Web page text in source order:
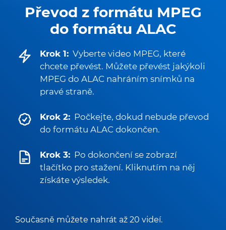
Převod z formátu MPEG
do formátu ALAC
Krok 1: Vyberte video MPEG, které
chcete převést. Můžete převést jakýkoli
MPEG do ALAC nahráním snímků na
pravé straně.
Krok 2: Počkejte, dokud nebude převod
do formátu ALAC dokončen.
Krok 3: Po dokončení se zobrazí
tlačítko pro stažení. Kliknutím na něj
získáte výsledek.
Současně můžete nahrát až 20 videí.